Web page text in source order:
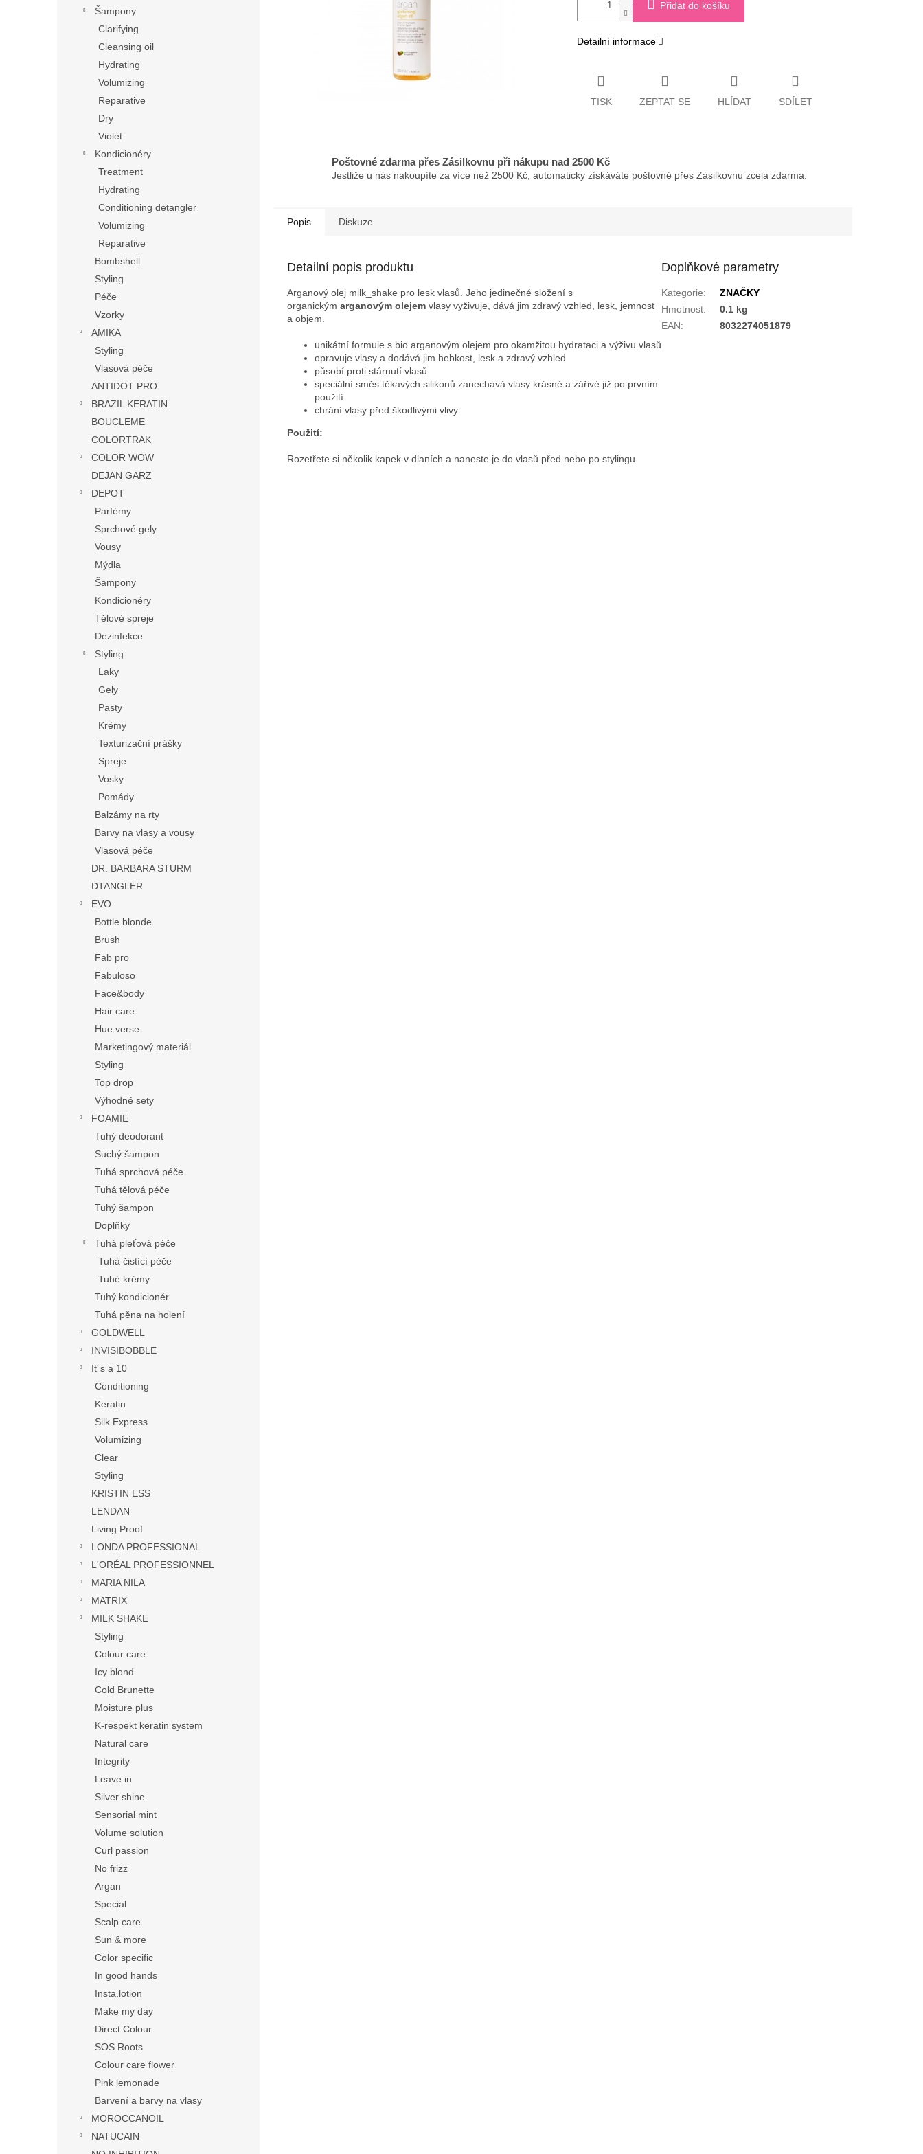
Šampony
Clarifying
Cleansing oil
Hydrating
Volumizing
Reparative
Dry
Violet
Kondicionéry
Treatment
Hydrating
Conditioning detangler
Volumizing
Reparative
Bombshell
Styling
Péče
Vzorky
AMIKA
Styling
Vlasová péče
ANTIDOT PRO
BRAZIL KERATIN
BOUCLEME
COLORTRAK
COLOR WOW
DEJAN GARZ
DEPOT
Parfémy
Sprchové gely
Vousy
Mýdla
Šampony
Kondicionéry
Tělové spreje
Dezinfekce
Styling
Laky
Gely
Pasty
Krémy
Texturizační prášky
Spreje
Vosky
Pomády
Balzámy na rty
Barvy na vlasy a vousy
Vlasová péče
DR. BARBARA STURM
DTANGLER
EVO
Bottle blonde
Brush
Fab pro
Fabuloso
Face&body
Hair care
Hue.verse
Marketingový materiál
Styling
Top drop
Výhodné sety
FOAMIE
Tuhý deodorant
Suchý šampon
Tuhá sprchová péče
Tuhá tělová péče
Tuhý šampon
Doplňky
Tuhá pleťová péče
Tuhá čistící péče
Tuhé krémy
Tuhý kondicionér
Tuhá pěna na holení
GOLDWELL
INVISIBOBBLE
It´s a 10
Conditioning
Keratin
Silk Express
Volumizing
Clear
Styling
KRISTIN ESS
LENDAN
Living Proof
LONDA PROFESSIONAL
L'ORÉAL PROFESSIONNEL
MARIA NILA
MATRIX
MILK SHAKE
Styling
Colour care
Icy blond
Cold Brunette
Moisture plus
K-respekt keratin system
Natural care
Integrity
Leave in
Silver shine
Sensorial mint
Volume solution
Curl passion
No frizz
Argan
Special
Scalp care
Sun & more
Color specific
In good hands
Insta.lotion
Make my day
Direct Colour
SOS Roots
Colour care flower
Pink lemonade
Barvení a barvy na vlasy
MOROCCANOIL
NATUCAIN
Přidat do košíku
Detailní informace
TISK ZEPTAT SE HLÍDAT SDÍLET
Poštovné zdarma přes Zásilkovnu při nákupu nad 2500 Kč
Jestliže u nás nakoupíte za více než 2500 Kč, automaticky získáváte poštovné přes Zásilkovnu zcela zdarma.
Popis Diskuze
Detailní popis produktu
Arganový olej milk_shake pro lesk vlasů. Jeho jedinečné složení s
organickým arganovým olejem vlasy vyživuje, dává jim zdravý vzhled, lesk, jemnost
a objem.
unikátní formule s bio arganovým olejem pro okamžitou hydrataci a výživu vlasů
opravuje vlasy a dodává jim hebkost, lesk a zdravý vzhled
působí proti stárnutí vlasů
speciální směs těkavých silikonů zanechává vlasy krásné a zářivé již po prvním
použití
chrání vlasy před škodlivými vlivy
Použití:
Rozetřete si několik kapek v dlaních a naneste je do vlasů před nebo po stylingu.
Doplňkové parametry
Kategorie:
ZNAČKY
Hmotnost:
0.1 kg
EAN: 8032274051879